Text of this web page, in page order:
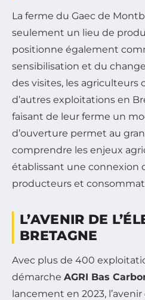
La ferme du Gaec de
seulement un lieu de
positionne également
sensibilisation et du
des visites, les agriculteurs
d’autres exploitations en
faisant de leur ferme un
d’ouverture permet au
comprendre les enjeux
établissant une connexion
producteurs et
L’AVENIR DE
BRETAGNE
Avec plus de 400
démarche AGRI Bas
lancement en 2023, l’avenir